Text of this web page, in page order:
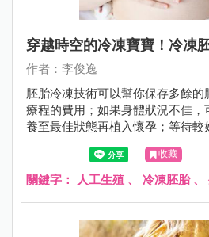
穿越時空的冷凍寶寶！冷凍
作者：李俊逸
胚胎冷凍技術可以幫你保存多餘
療程的費用；如果身體狀況不佳
養至最佳狀態再植入懷孕；等待較
機率；也可以趁年輕先將胚胎冷凍
收藏
關鍵字： 人工生殖 、 冷凍胚胎、